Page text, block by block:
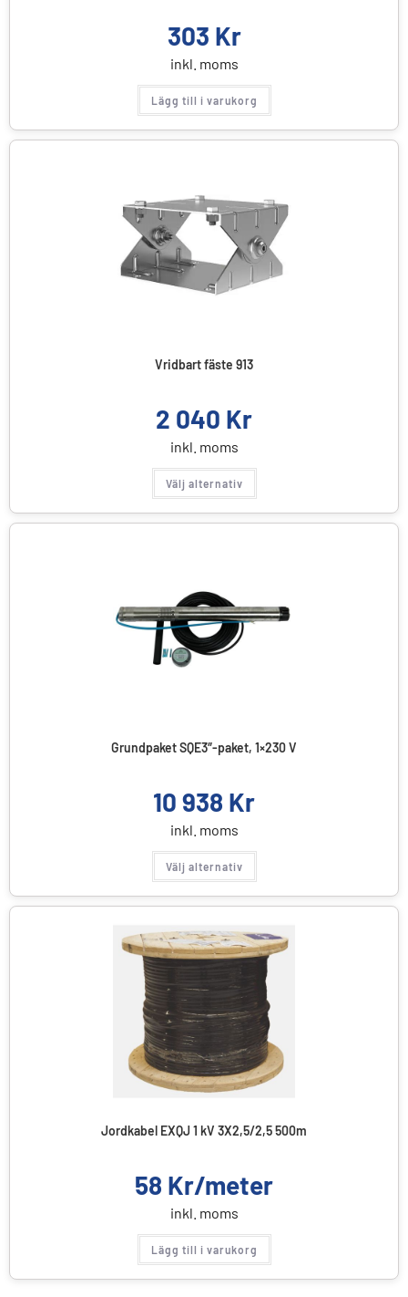
303 Kr
inkl. moms
Lägg till i varukorg
Vridbart fäste 913
2 040 Kr
inkl. moms
Välj alternativ
Grundpaket SQE3″-paket, 1×230 V
10 938 Kr
inkl. moms
Välj alternativ
Jordkabel EXQJ 1 kV 3X2,5/2,5 500m
58 Kr/meter
inkl. moms
Lägg till i varukorg